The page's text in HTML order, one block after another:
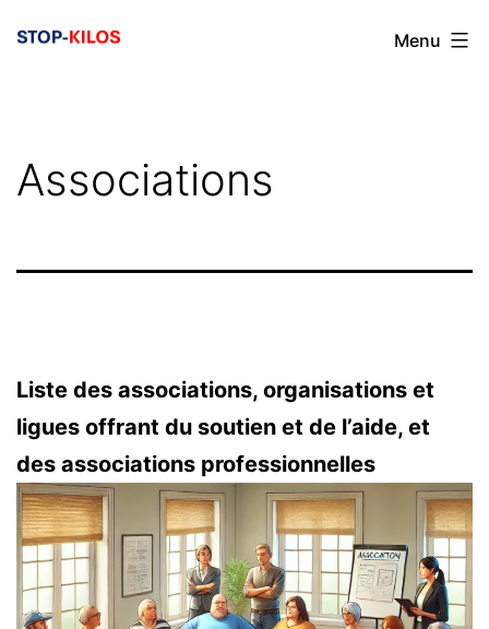
Menu
Associations
Liste des associations, organisations et
ligues offrant du soutien et de l’aide, et
des associations professionnelles